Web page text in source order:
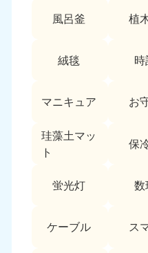
風呂釜 植
絨毯 時
マニキュア お
珪藻土マッ
ト
保
蛍光灯 数
ケーブル ス
050-1880-9896
九
050-1880-9895
9:00〜19:00 年中無休
050-1880-9893